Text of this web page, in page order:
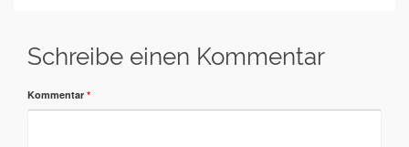
Schreibe einen Kommentar
Kommentar *